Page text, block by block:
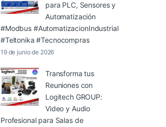
para PLC, Sensores y
Automatización
#Modbus #AutomatizacionIndustrial
#Teltonika #Tecnocompras
19 de junio de 2026
Transforma tus
Reuniones con
Logitech GROUP:
Video y Audio
Profesional para Salas de